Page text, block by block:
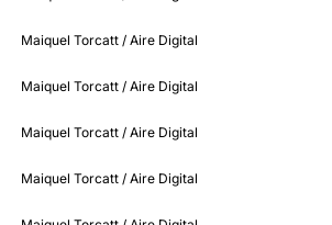
Maiquel Torcatt / Aire Digital
Maiquel Torcatt / Aire Digital
Maiquel Torcatt / Aire Digital
Maiquel Torcatt / Aire Digital